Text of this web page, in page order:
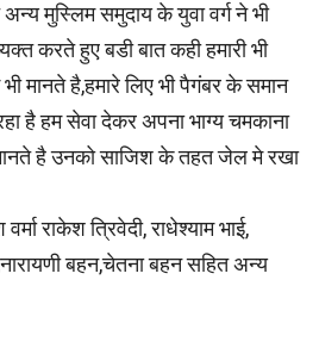
मुस्लिम समुदाय के युवा वर्ग ने भी
करते हुए बडी बात कही हमारी भी
मानते है,हमारे लिए भी पैगंबर के समान
है हम सेवा देकर अपना भाग्य चमकाना
मानते है उनको साजिश के तहत जेल मे रखा
राकेश त्रिवेदी, राधेश्याम भाई,
बहन,चेतना बहन सहित अन्य